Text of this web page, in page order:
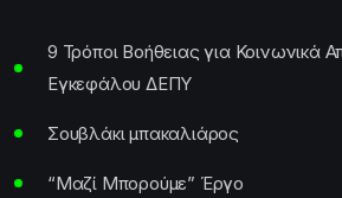
9 Τρόποι Βοήθειας για Κοινωνικά
Εγκεφάλου ΔΕΠΥ
Σουβλάκι μπακαλιάρος
“Μαζί Μπορούμε” Έργο